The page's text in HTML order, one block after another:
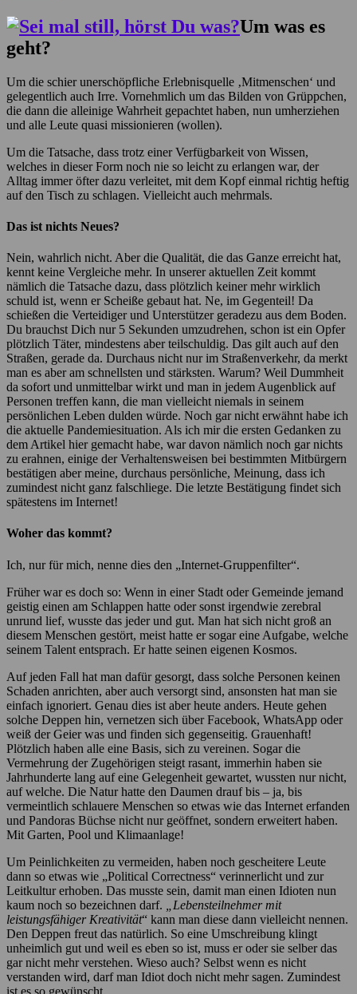
Um was es
geht?
Um die schier unerschöpfliche Erlebnisquelle ‚Mitmenschen‘ und
gelegentlich auch Irre. Vornehmlich um das Bilden von Grüppchen,
die dann die alleinige Wahrheit gepachtet haben, nun umherziehen
und alle Leute quasi missionieren (wollen).
Um die Tatsache, dass trotz einer Verfügbarkeit von Wissen,
welches in dieser Form noch nie so leicht zu erlangen war, der
Alltag immer öfter dazu verleitet, mit dem Kopf einmal richtig heftig
auf den Tisch zu schlagen. Vielleicht auch mehrmals.
Das ist nichts Neues?
Nein, wahrlich nicht. Aber die Qualität, die das Ganze erreicht hat,
kennt keine Vergleiche mehr. In unserer aktuellen Zeit kommt
nämlich die Tatsache dazu, dass plötzlich keiner mehr wirklich
schuld ist, wenn er Scheiße gebaut hat. Ne, im Gegenteil! Da
schießen die Verteidiger und Unterstützer geradezu aus dem Boden.
Du brauchst Dich nur 5 Sekunden umzudrehen, schon ist ein Opfer
plötzlich Täter, mindestens aber teilschuldig. Das gilt auch auf den
Straßen, gerade da. Durchaus nicht nur im Straßenverkehr, da merkt
man es aber am schnellsten und stärksten. Warum? Weil Dummheit
da sofort und unmittelbar wirkt und man in jedem Augenblick auf
Personen treffen kann, die man vielleicht niemals in seinem
persönlichen Leben dulden würde. Noch gar nicht erwähnt habe ich
die aktuelle Pandemiesituation. Als ich mir die ersten Gedanken zu
dem Artikel hier gemacht habe, war davon nämlich noch gar nichts
zu erahnen, einige der Verhaltensweisen bei bestimmten Mitbürgern
bestätigen aber meine, durchaus persönliche, Meinung, dass ich
zumindest nicht ganz falschliege. Die letzte Bestätigung findet sich
spätestens im Internet!
Woher das kommt?
Ich, nur für mich, nenne dies den „Internet-Gruppenfilter“.
Früher war es doch so: Wenn in einer Stadt oder Gemeinde jemand
geistig einen am Schlappen hatte oder sonst irgendwie zerebral
unrund lief, wusste das jeder und gut. Man hat sich nicht groß an
diesem Menschen gestört, meist hatte er sogar eine Aufgabe, welche
seinem Talent entsprach. Er hatte seinen eigenen Kosmos.
Auf jeden Fall hat man dafür gesorgt, dass solche Personen keinen
Schaden anrichten, aber auch versorgt sind, ansonsten hat man sie
einfach ignoriert. Genau dies ist aber heute anders. Heute gehen
solche Deppen hin, vernetzen sich über Facebook, WhatsApp oder
weiß der Geier was und finden sich gegenseitig. Grauenhaft!
Plötzlich haben alle eine Basis, sich zu vereinen. Sogar die
Vermehrung der Zugehörigen steigt rasant, immerhin haben sie
Jahrhunderte lang auf eine Gelegenheit gewartet, wussten nur nicht,
auf welche. Die Natur hatte den Daumen drauf bis – ja, bis
vermeintlich schlauere Menschen so etwas wie das Internet erfanden
und Pandoras Büchse nicht nur geöffnet, sondern erweitert haben.
Mit Garten, Pool und Klimaanlage!
Um Peinlichkeiten zu vermeiden, haben noch gescheitere Leute
dann so etwas wie „Political Correctness“ verinnerlicht und zur
Leitkultur erhoben. Das musste sein, damit man einen Idioten nun
kaum noch so bezeichnen darf.
„Lebensteilnehmer mit
leistungsfähiger Kreativität“ kann man diese dann vielleicht nennen.
Den Deppen freut das natürlich. So eine Umschreibung klingt
unheimlich gut und weil es eben so ist, muss er oder sie selber das
gar nicht mehr verstehen. Wieso auch? Selbst wenn es nicht
verstanden wird, darf man Idiot doch nicht mehr sagen. Zumindest
ist es so gewünscht.